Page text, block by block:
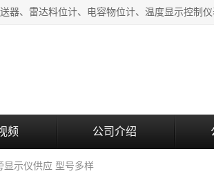
频 公司介绍
显示仪供应 型号多样